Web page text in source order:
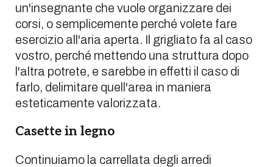
un'insegnante che vuole organizzare dei
corsi, o semplicemente perché volete fare
esercizio all'aria aperta. Il grigliato fa al caso
vostro, perché mettendo una struttura dopo
l'altra potrete, e sarebbe in effetti il caso di
farlo, delimitare quell'area in maniera
esteticamente valorizzata.
Casette in legno
Continuiamo la carrellata degli arredi